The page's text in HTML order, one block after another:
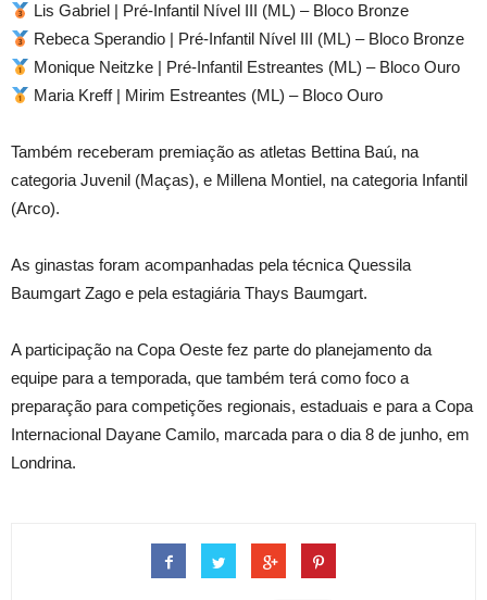
Lis Gabriel | Pré-Infantil Nível III (ML) – Bloco Bronze
Rebeca Sperandio | Pré-Infantil Nível III (ML) – Bloco Bronze
Monique Neitzke | Pré-Infantil Estreantes (ML) – Bloco Ouro
Maria Kreff | Mirim Estreantes (ML) – Bloco Ouro
Também receberam premiação as atletas Bettina Baú, na
categoria Juvenil (Maças), e Millena Montiel, na categoria Infantil
(Arco).
As ginastas foram acompanhadas pela técnica Quessila
Baumgart Zago e pela estagiária Thays Baumgart.
A participação na Copa Oeste fez parte do planejamento da
equipe para a temporada, que também terá como foco a
preparação para competições regionais, estaduais e para a Copa
Internacional Dayane Camilo, marcada para o dia 8 de junho, em
Londrina.